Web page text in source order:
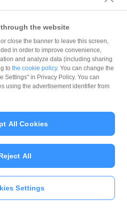
とおり非接触、つまり、「かざ
、消費者にとっても店舗にとって
サインも暗証番号も必要ないので支
ができるので、万が一落とした
不正利用されるリスクがあります。
the website
close the banner to leave this screen,
in order to improve convenience,
and analyze data (including sharing
to the cookie policy. You can change the
Settings" in Privacy Policy. You can
using the advertisement identifier from
Settings
All
All Cookies